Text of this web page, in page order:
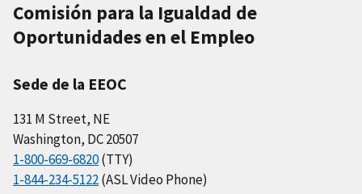
Comisión para la Igualdad de
Oportunidades en el Empleo
Sede de la EEOC
131 M Street, NE
Washington, DC 20507
1-800-669-6820(TTY)
1-844-234-5122(ASL Video Phone)